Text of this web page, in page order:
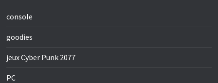
console
goodies
jeux Cyber Punk 2077
PC